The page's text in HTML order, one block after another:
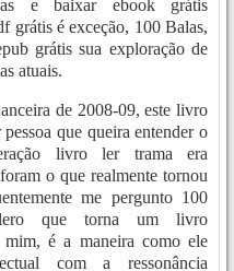
e baixar ebook grátis
grátis é exceção, 100 Balas,
grátis sua exploração de
atuais.
de 2008-09, este livro
que queira entender o
livro ler trama era
o que realmente tornou
me pergunto 100
que torna um livro
mim, é a maneira como ele
com a ressonância